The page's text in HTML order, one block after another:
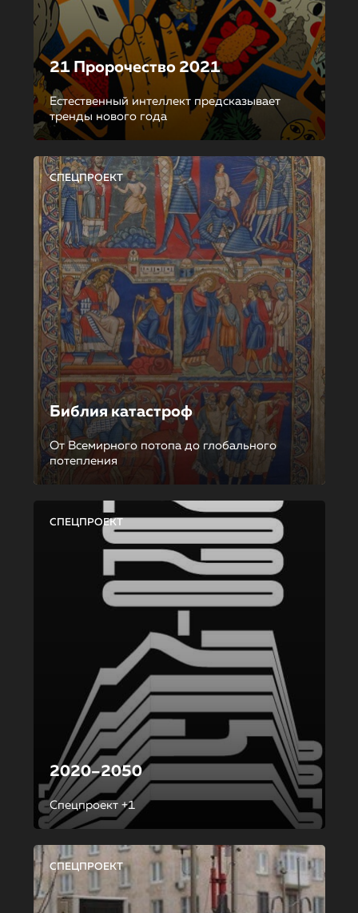
21 Пророчество 2021
Естественный интеллект предсказывает
тренды нового года
СПЕЦПРОЕКТ
Библия катастроф
От Всемирного потопа до глобального
потепления
СПЕЦПРОЕКТ
2020–2050
Спецпроект +1
СПЕЦПРОЕКТ